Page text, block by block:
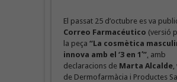
El passat 25 d’octubre es va
Correo Farmacéutico (versió
la peça “La cosmètica
innova amb el ‘3 en 1′”, amb
declaracions de Marta Alcalde,
de Dermofarmàcia i Productes